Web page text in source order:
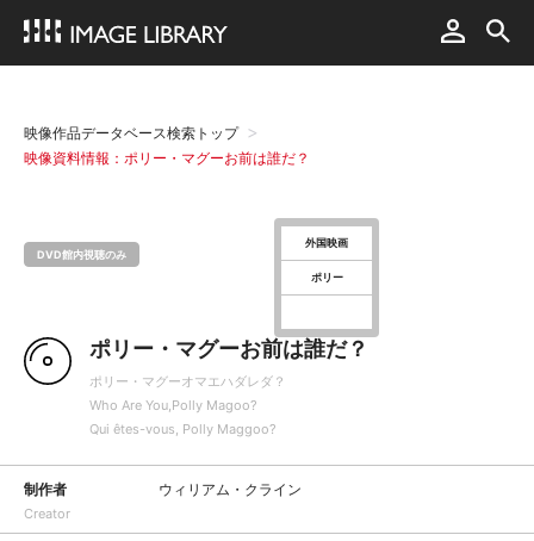
映像作品データベース検索トップ
映像資料情報：ポリー・マグーお前は誰だ？
DVD館内視聴のみ
外国映画
ポリー
ポリー・マグーお前は誰だ？
ポリー・マグーオマエハダレダ？
Who Are You,Polly Magoo?
Qui êtes-vous, Polly Maggoo?
制作者
Creator
ウィリアム・クライン